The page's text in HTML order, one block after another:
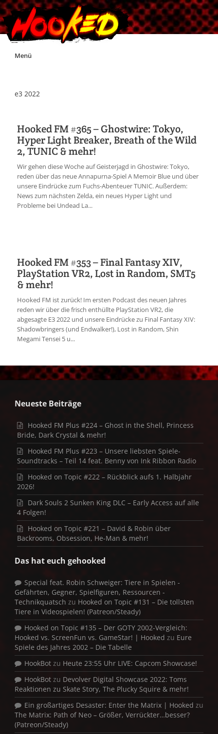
Skip
Menü
Impressum
Jobs
Discord
e3 2022
Hooked FM #365 – Ghostwire: Tokyo,
Hyper Light Breaker, Breath of the Wild
2, TUNIC & mehr!
Wir gehen diese Woche auf Geisterjagd in Ghostwire: Tokyo,
reden über das neue Annapurna-Spiel A Memoir Blue und über
unsere Eindrücke zum Fuchs-Abenteuer TUNIC. Außerdem:
News zum nächsten Zelda, ein neues Hyper Light und
Probleme bei Undead La...
Hooked FM #353 – Final Fantasy XIV,
PlayStation VR2, Lost in Random, SMT5
& mehr!
Hooked FM ist zurück! Im ersten Podcast des neuen Jahres
reden wir über die frisch enthüllte PlayStation VR2, die
abgesagte E3 2022 und unsere Eindrücke zu Final Fantasy XIV:
Shadowbringers (und Endwalker!), Lost in Random, Shin
Megami Tensei 5 u...
Neueste Beiträge
Hooked FM Plus #224 – Ghost in the Shell, Princess
Bride, Dark Crystal & mehr!
Hooked FM Plus #223 – Unsere liebsten Spiele-
Soundtracks – Teil 14 feat. Benny von Ink Ribbon Radio
Hooked on Topic #222 – Rückblick aufs 1. Halbjahr
2026!
Dark Souls 2 Sunken King DLC – Early Access auf alle
4 Folgen!
Hooked on Topic #221 – David & Robin über
Backrooms, Obsession, He-Man & mehr!
Das hat euch gehooked
Special feat. Robin Schweiger: Tiere in Spielen -
Gefährten, Gegner, Spielfiguren, Ressourcen -
Technikquatsch zu Hooked on Topic #131 – Die tollsten
Tiere in Videospielen! (Patreon/Steady)
Hooked on Topic #135 – Der GOTY 2002-Vergleich:
Hooked vs. ScreenFun vs. GameStar! | Hooked zu Eure
Spiele des Jahres 2002 – Die Tabelle
HookBot zu Heute 23:55 Uhr LIVE: Capcom Showcase!
HookBot zu Devolver Digital Showcase 2022: Toms
Reaktionen zu Skate Story, The Plucky Squire & mehr!
Ein großartiges Desaster: Enter the Matrix | Hooked zu
The Matrix: Path of Neo – Größer, Verrückter…besser?
(Patreon/Steady)